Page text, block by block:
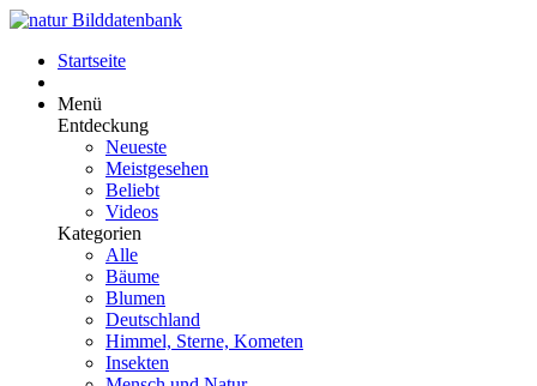
Startseite
Menü
Entdeckung
Neueste
Meistgesehen
Beliebt
Videos
Kategorien
Alle
Bäume
Blumen
Deutschland
Himmel, Sterne, Kometen
Insekten